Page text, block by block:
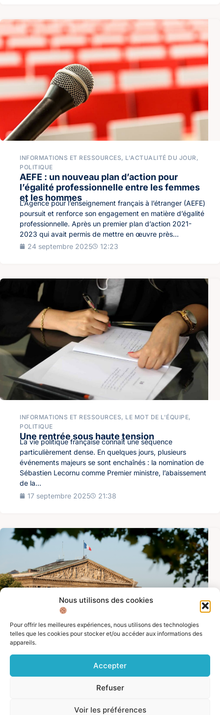
Nous utilisons des cookies
Pour offrir les meilleures expériences, nous utilisons des technologies
telles que les cookies pour stocker et/ou accéder aux informations des
appareils.
Accepter
Refuser
Voir les préférences
INFORMATIONS ET RESSOURCES, L'ACTUALITÉ DU JOUR ,
POLITIQUE
AEFE : un nouveau plan d’action pour
l’égalité professionnelle entre les femmes
et les hommes
L’Agence pour l’enseignement français à l’étranger (AEFE)
poursuit et renforce son engagement en matière d’égalité
professionnelle. Après un premier plan d’action 2021-
2023 qui avait permis de mettre en œuvre près...
24 septembre 2025
12:23
INFORMATIONS ET RESSOURCES, LE MOT DE L'ÉQUIPE,
POLITIQUE
Une rentrée sous haute tension
La vie politique française connaît une séquence
particulièrement dense. En quelques jours, plusieurs
événements majeurs se sont enchaînés : la nomination de
Sébastien Lecornu comme Premier ministre, l’abaissement
de la...
17 septembre 2025
21:38
INFORMATIONS ET RESSOURCES
POLITIQUE
Que se passe-t-il en France ?
Nous sommes très heureux de vous retrouver après cette
dernière newsletter, que d’événements ! En France, mais